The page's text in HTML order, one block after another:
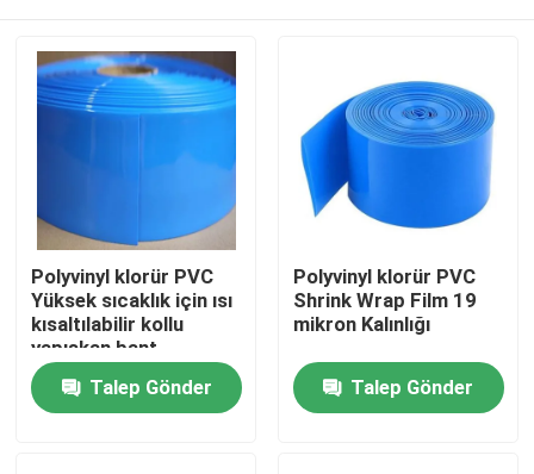
Ana sayfa
Polyvinyl klorür PVC
Yüksek sıcaklık için ısı
kısaltılabilir kollu
yapışkan bant
Talep Gönder
Polyvinyl klorür PVC
Shrink Wrap Film 19
mikron Kalınlığı
Talep Gönder